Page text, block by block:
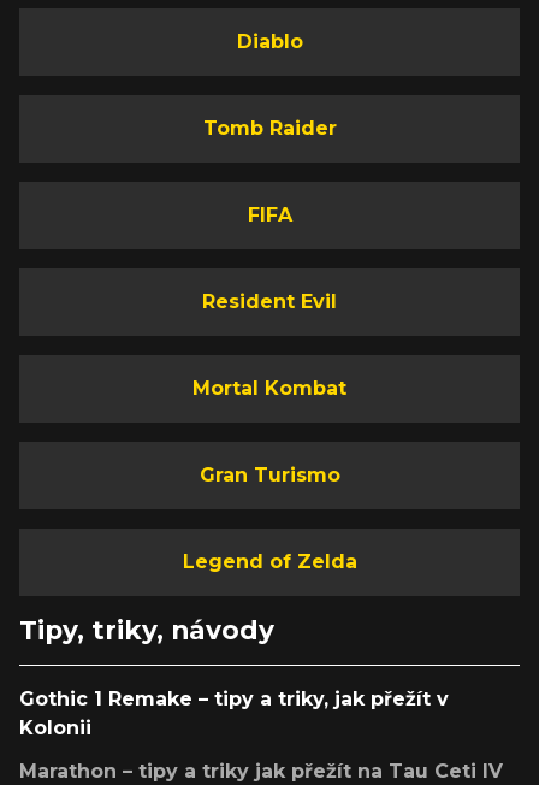
Diablo
Tomb Raider
FIFA
Resident Evil
Mortal Kombat
Gran Turismo
Legend of Zelda
Tipy, triky, návody
Gothic 1 Remake – tipy a triky, jak přežít v
Kolonii
Marathon – tipy a triky jak přežít na Tau Ceti IV